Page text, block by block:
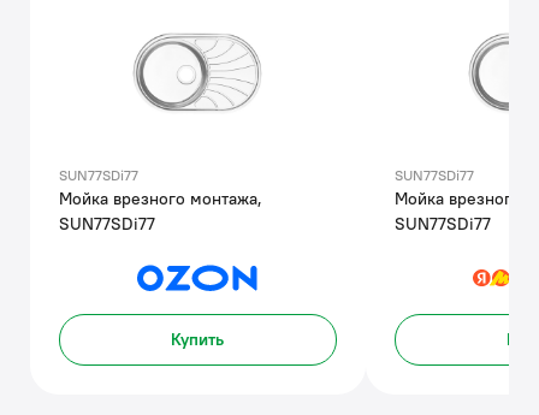
SUN77SDi77
Мойка врезного монтажа,
SUN77SDi77
Купить
SUN77SDi77
Мойка врезного
SUN77SDi77